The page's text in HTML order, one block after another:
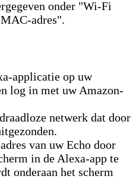
onder "Wi-Fi
adres".
applicatie op uw
log in met uw Amazon-
netwerk dat door
van uw Echo door
in de Alexa-app te
onderaan het scherm